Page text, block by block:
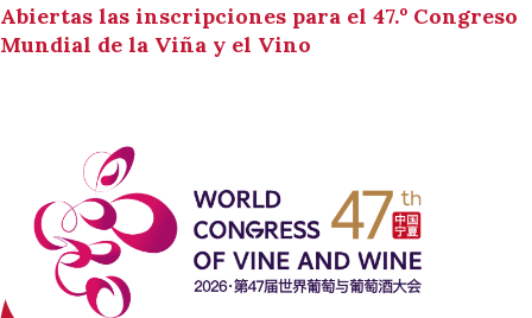
Abiertas las inscripciones para el 47.º Congreso
Mundial de la Viña y el Vino